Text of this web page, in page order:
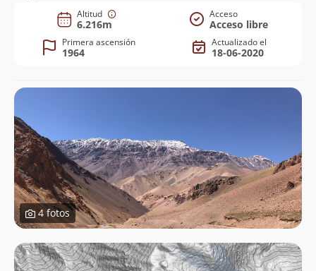
Altitud
6.216m
Acceso
Acceso libre
Primera ascensión
1964
Actualizado el
18-06-2020
4 fotos